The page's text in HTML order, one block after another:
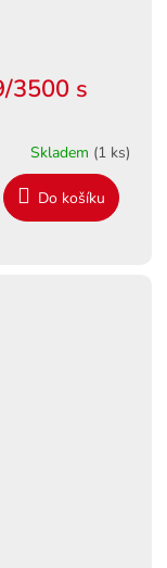
3500 s
Skladem (1 ks)
Do košíku